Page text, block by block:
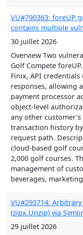
Mario Meets Pareto
6 août 2026
Comments[...]
VU#790363: foreUP
contains multiple
30 juillet 2026
Overview Two
Golf Compete
Finix, API
responses, allowing
payment processor
object-level
any other
transaction history
request path.
cloud-based golf
2,000 golf courses.
management of
beverages,
VU#293714:
(zipx.Unzip) via
29 juillet 2026